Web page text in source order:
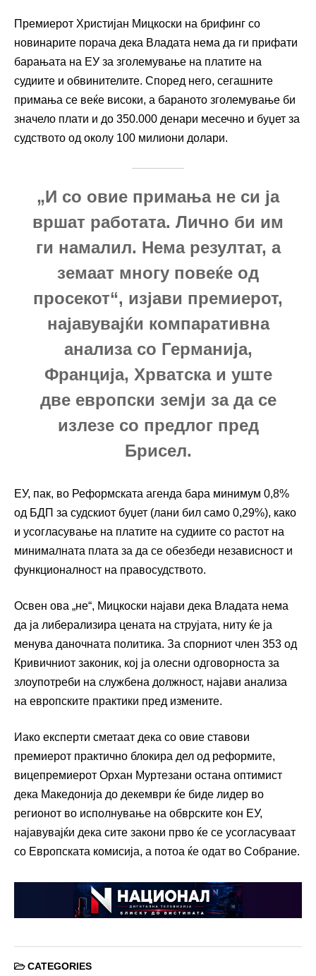
Премиерот Христијан Мицкоски на брифинг со
новинарите порача дека Владата нема да ги прифати
барањата на ЕУ за зголемување на платите на
судиите и обвинителите. Според него, сегашните
примања се веќе високи, а бараното зголемување би
значело плати и до 350.000 денари месечно и буџет за
судството од околу 100 милиони долари.
„И со овие примања не си ја
вршат работата. Лично би им
ги намалил. Нема резултат, а
земаат многу повеќе од
просекот“, изјави премиерот,
најавувајќи компаративна
анализа со Германија,
Франција, Хрватска и уште
две европски земји за да се
излезе со предлог пред
Брисел.
ЕУ, пак, во Реформската агенда бара минимум 0,8%
од БДП за судскиот буџет (лани бил само 0,29%), како
и усогласување на платите на судиите со растот на
минималната плата за да се обезбеди независност и
функционалност на правосудството.
Освен ова „не“, Мицкоски најави дека Владата нема
да ја либерализира цената на струјата, ниту ќе ја
менува даночната политика. За спорниот член 353 од
Кривичниот законик, кој ја олесни одговорноста за
злоупотреби на службена должност, најави анализа
на европските практики пред измените.
Иако експерти сметаат дека со овие ставови
премиерот практично блокира дел од реформите,
вицепремиерот Орхан Муртезани остана оптимист
дека Македонија до декември ќе биде лидер во
регионот во исполнување на обврските кон ЕУ,
најавувајќи дека сите закони прво ќе се усогласуваат
со Европската комисија, а потоа ќе одат во Собрание.
CATEGORIES